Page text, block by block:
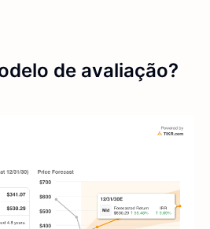
de avaliação?